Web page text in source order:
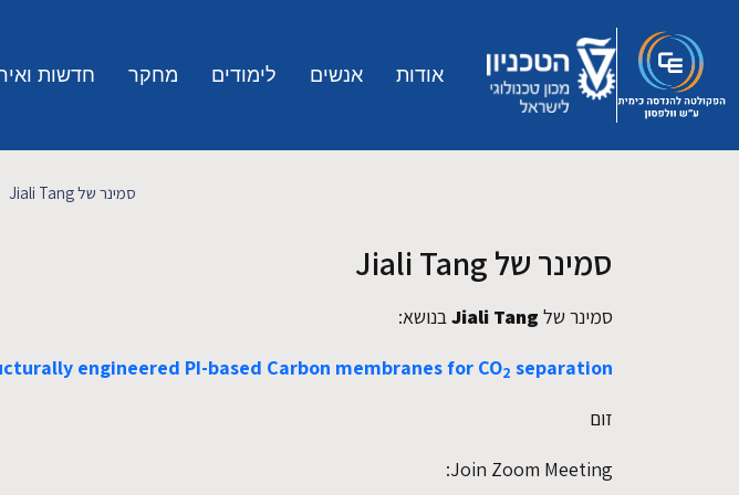
אודות אנשים לימודים מחקר חדשות
סמינר של Jiali Tang
סמינר של Jiali Tang
סמינר של Jiali Tangבנושא:
engineered PI-based Carbon membranes for CO2 separation
זום
Join Zoom Meeting: